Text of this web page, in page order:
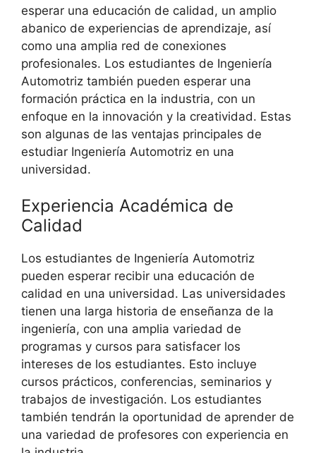
esperar una educación de calidad, un amplio
abanico de experiencias de aprendizaje, así
como una amplia red de conexiones
profesionales. Los estudiantes de Ingeniería
Automotriz también pueden esperar una
formación práctica en la industria, con un
enfoque en la innovación y la creatividad. Estas
son algunas de las ventajas principales de
estudiar Ingeniería Automotriz en una
universidad.
Experiencia Académica de
Calidad
Los estudiantes de Ingeniería Automotriz
pueden esperar recibir una educación de
calidad en una universidad. Las universidades
tienen una larga historia de enseñanza de la
ingeniería, con una amplia variedad de
programas y cursos para satisfacer los
intereses de los estudiantes. Esto incluye
cursos prácticos, conferencias, seminarios y
trabajos de investigación. Los estudiantes
también tendrán la oportunidad de aprender de
una variedad de profesores con experiencia en